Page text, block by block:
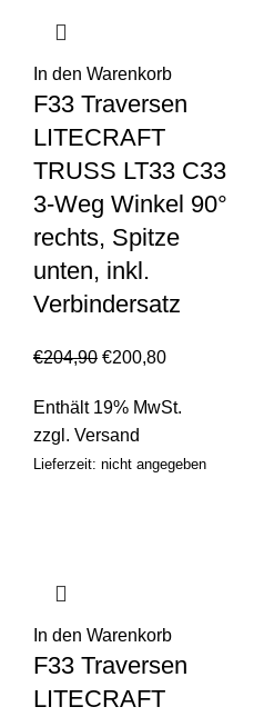
In den Warenkorb
F33 Traversen
LITECRAFT
TRUSS LT33 C33
3-Weg Winkel 90°
rechts, Spitze
unten, inkl.
Verbindersatz
€204,90 €200,80
Enthält 19% MwSt.
zzgl. Versand
Lieferzeit: nicht angegeben
In den Warenkorb
F33 Traversen
LITECRAFT